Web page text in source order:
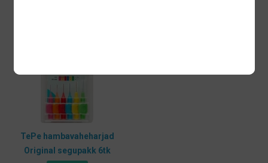
TePe hambavaheharjad
Original segupakk 6tk